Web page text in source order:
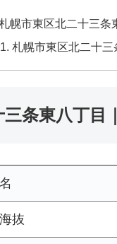
幌市東区北二十三条
札幌市東区北二十
条東八丁目
抜